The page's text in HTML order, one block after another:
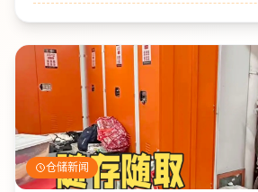
仓储新闻